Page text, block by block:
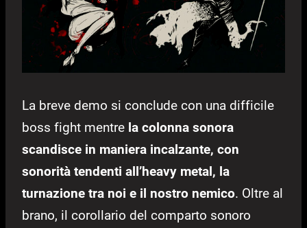
La breve demo si conclude con una difficile
boss fight mentre la colonna sonora
scandisce in maniera incalzante, con
sonorità tendenti all’heavy metal, la
turnazione tra noi e il nostro nemico. Oltre al
brano, il corollario del comparto sonoro